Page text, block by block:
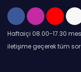
Haftaiçi 08.00-17.30
iletişime geçerek tüm